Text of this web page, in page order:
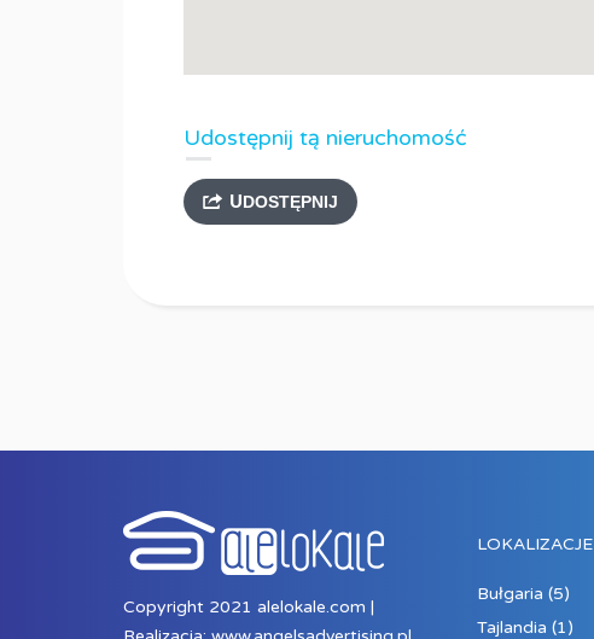
Udostępnij tą nieruchomość
UDOSTĘPNIJ
Copyright 2021 alelokale.com |
LOKALIZACJE
Bułgaria (5)
Tajlandia (1)